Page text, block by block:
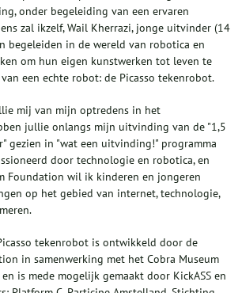
onder begeleiding van een ervaren
zal ikzelf, Wail Kherrazi, jonge uitvinder (14
begeleiden in de wereld van robotica en
om hun eigen kunstwerken tot leven te
een echte robot: de Picasso tekenrobot.
mij van mijn optredens in het
jullie onlangs mijn uitvinding van de "1,5
gezien in "wat een uitvinding!" programma
door technologie en robotica, en
Foundation wil ik kinderen en jongeren
op het gebied van internet, technologie,
tekenrobot is ontwikkeld door de
in samenwerking met het Cobra Museum
is mede mogelijk gemaakt door KickASS en